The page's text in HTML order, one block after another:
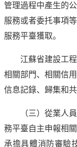
管理過程中產生的
服務或者委托事項
服務平臺獲取。
江蘇省建設工
相關部門、相關信
信息記錄、歸集和共
（三）從業人
務平臺自主申報相
承擔具體消防審驗